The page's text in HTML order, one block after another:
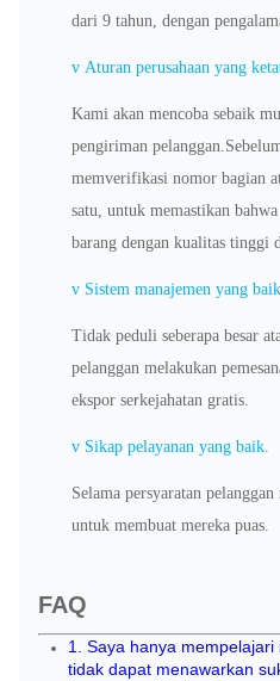
dari 9 tahun, dengan
v Aturan perusahaan yang
Kami akan mencoba sebaik
pengiriman
memverifikasi nomor bagian
satu, untuk memastikan
barang dengan kualitas tinggi
v Sistem manajemen yang
Tidak peduli seberapa besar
pelanggan melakukan
ekspor serkejahatan gratis.
v Sikap pelayanan yang baik.
Selama persyaratan
untuk membuat mereka puas.
FAQ
1. Saya hanya
tidak dapat menawarkan